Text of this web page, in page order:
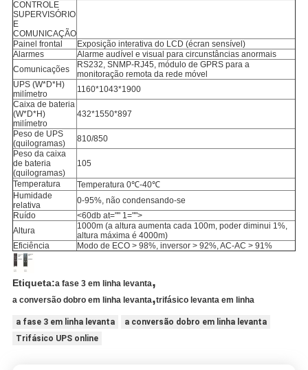
CONTROLE
SUPERVISÓRIO
E
COMUNICAÇÃO
Painel frontal
Exposição interativa do LCD (écran sensível)
Alarmes
Alarme audível e visual para circunstâncias anormais
Comunicações
RS232, SNMP-RJ45, módulo de GPRS para a
monitoração remota da rede móvel
UPS (W*D*H)
milímetro
1160*1043*1900
Caixa de bateria
(W*D*H)
milímetro
432*1550*897
Peso de UPS
(quilogramas)
810/850
Peso da caixa
de bateria
(quilogramas)
105
Temperatura
Temperatura 0℃-40℃
Humidade
relativa
0-95%, não condensando-se
Ruído
<60db at="" 1="">
Altura
1000m (a altura aumenta cada 100m, poder diminui 1%,
altura máxima é 4000m)
Eficiência
Modo de ECO > 98%, inversor > 92%, AC-AC > 91%
Etiqueta:a fase 3 em linha levanta,
a conversão dobro em linha levanta,trifásico levanta em linha
a fase 3 em linha levanta
a conversão dobro em linha levanta
Trifásico UPS online